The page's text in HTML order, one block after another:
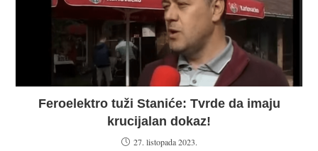
Feroelektro tuži Staniće: Tvrde da imaju
krucijalan dokaz!
27. listopada 2023.